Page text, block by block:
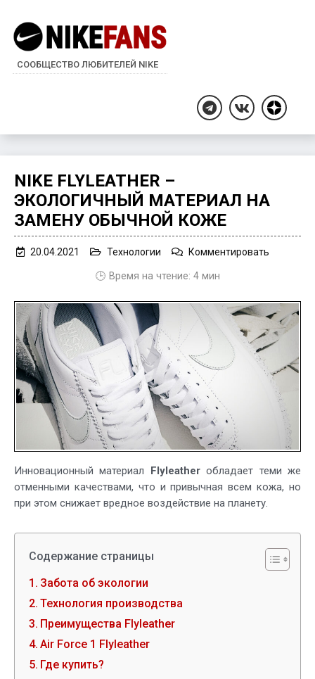
СООБЩЕСТВО ЛЮБИТЕЛЕЙ NIKE
TelegramВКонтакте
Дзен
NIKE FLYLEATHER –
ЭКОЛОГИЧНЫЙ МАТЕРИАЛ НА
ЗАМЕНУ ОБЫЧНОЙ КОЖЕ
20.04.2021 Технологии Комментировать
материал
на
обычной
коже
🕒 Время на чтение: 4 мин
Инновационный материал Flyleatherобладает теми же
отменными качествами, что и привычная всем кожа, но
при этом снижает вредное воздействие на планету.
Содержание страницы
Забота об экологии
Технология производства
Преимущества Flyleather
Air Force 1 Flyleather
Где купить?